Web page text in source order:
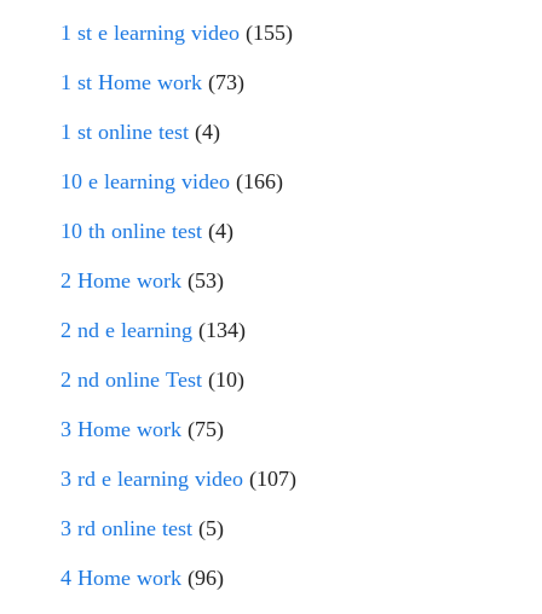
1 st e learning video (155)
1 st Home work (73)
1 st online test (4)
10 e learning video (166)
10 th online test (4)
2 Home work (53)
2 nd e learning (134)
2 nd online Test (10)
3 Home work (75)
3 rd e learning video (107)
3 rd online test (5)
4 Home work (96)